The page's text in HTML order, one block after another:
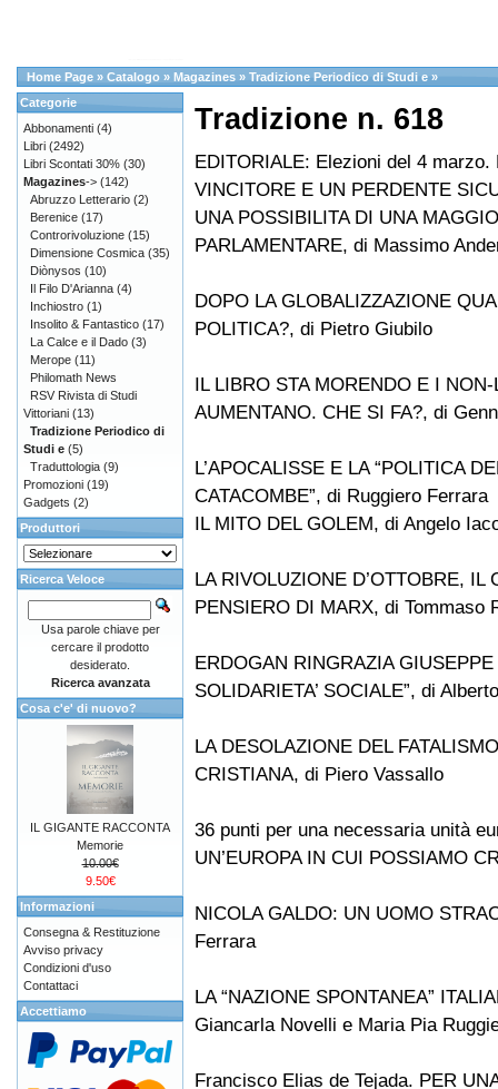
Home Page » Catalogo » Magazines » Tradizione Periodico di Studi e »
Tradizione n. 618
EDITORIALE: Elezioni del 4 marzo.
VINCITORE E UN PERDENTE
UNA POSSIBILITA DI UNA
PARLAMENTARE, di Massimo
DOPO LA GLOBALIZZAZIONE
POLITICA?, di Pietro Giubilo
IL LIBRO STA MORENDO E I
AUMENTANO. CHE SI FA?, di
L’APOCALISSE E LA “POLITICA
CATACOMBE”, di Ruggiero Ferrara
IL MITO DEL GOLEM, di Angelo
LA RIVOLUZIONE D’OTTOBRE,
PENSIERO DI MARX, di Tommaso
ERDOGAN RINGRAZIA
SOLIDARIETA’ SOCIALE”, di
LA DESOLAZIONE DEL
CRISTIANA, di Piero Vassallo
36 punti per una necessaria unità
UN’EUROPA IN CUI POSSIAMO
NICOLA GALDO: UN UOMO
Ferrara
LA “NAZIONE SPONTANEA”
Giancarla Novelli e Maria Pia
Francisco Elias de Tejada. PER
Categorie
Abbonamenti (4)
Libri (2492)
Libri Scontati 30% (30)
Magazines-> (142)
Abruzzo Letterario (2)
Berenice (17)
Controrivoluzione (15)
Dimensione Cosmica (35)
Diònysos (10)
Il Filo D'Arianna (4)
Inchiostro (1)
Insolito & Fantastico (17)
La Calce e il Dado (3)
Merope (11)
Philomath News
RSV Rivista di Studi
Vittoriani (13)
Tradizione Periodico di
Studi e (5)
Traduttologia (9)
Promozioni (19)
Gadgets (2)
Produttori
Ricerca Veloce
Usa parole chiave per
cercare il prodotto
desiderato.
Ricerca avanzata
Cosa c'e' di nuovo?
IL GIGANTE RACCONTA
Memorie
10.00€
9.50€
Informazioni
Consegna & Restituzione
Avviso privacy
Condizioni d'uso
Contattaci
Accettiamo